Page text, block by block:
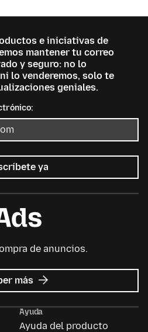
e iniciativas de
mantener tu correo
y seguro: no lo
lo venderemos, solo te
geniales.
ya
de anuncios.
más sobre
Mozilla
Ayuda
Ayuda del producto